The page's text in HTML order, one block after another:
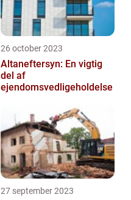
26 october 2023
Altaneftersyn: En vigtig
del af
ejendomsvedligeholdelse
27 september 2023